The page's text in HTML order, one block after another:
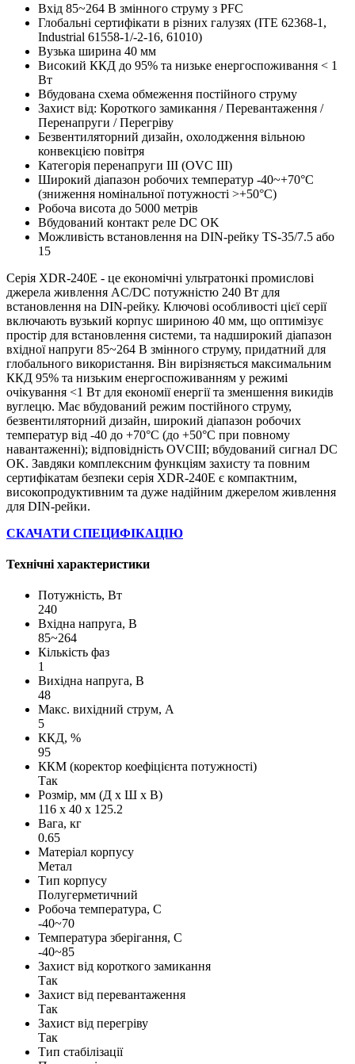
Вхід 85~264 В змінного струму з PFC
Глобальні сертифікати в різних галузях (ITE 62368-1,
Industrial 61558-1/-2-16, 61010)
Вузька ширина 40 мм
Високий ККД до 95% та низьке енергоспоживання < 1
Вт
Вбудована схема обмеження постійного струму
Захист від: Короткого замикання / Перевантаження /
Перенапруги / Перегріву
Безвентиляторний дизайн, охолодження вільною
конвекцією повітря
Категорія перенапруги III (OVC III)
Широкий діапазон робочих температур -40~+70°C
(зниження номінальної потужності >+50°C)
Робоча висота до 5000 метрів
Вбудований контакт реле DC OK
Можливість встановлення на DIN-рейку TS-35/7.5 або
15
Серія XDR-240E - це економічні ультратонкі промислові
джерела живлення AC/DC потужністю 240 Вт для
встановлення на DIN-рейку. Ключові особливості цієї серії
включають вузький корпус шириною 40 мм, що оптимізує
простір для встановлення системи, та надширокий діапазон
вхідної напруги 85~264 В змінного струму, придатний для
глобального використання. Він вирізняється максимальним
ККД 95% та низьким енергоспоживанням у режимі
очікування <1 Вт для економії енергії та зменшення викидів
вуглецю. Має вбудований режим постійного струму,
безвентиляторний дизайн, широкий діапазон робочих
температур від -40 до +70°C (до +50°C при повному
навантаженні); відповідність OVCIII; вбудований сигнал DC
OK. Завдяки комплексним функціям захисту та повним
сертифікатам безпеки серія XDR-240E є компактним,
високопродуктивним та дуже надійним джерелом живлення
для DIN-рейки.
СКАЧАТИ СПЕЦИФІКАЦІЮ
Технічні характеристики
Потужність, Вт
240
Вхідна напруга, В
85~264
Кількість фаз
1
Вихідна напруга, В
48
Макс. вихідний струм, А
5
ККД, %
95
ККМ (коректор коефіцієнта потужності)
Так
Розмір, мм (Д х Ш х В)
116 х 40 х 125.2
Вага, кг
0.65
Матеріал корпусу
Метал
Тип корпусу
Полугерметичний
Робоча температура, С
-40~70
Температура зберігання, С
-40~85
Захист від короткого замикання
Так
Захист від перевантаження
Так
Захист від перегріву
Так
Тип стабілізації